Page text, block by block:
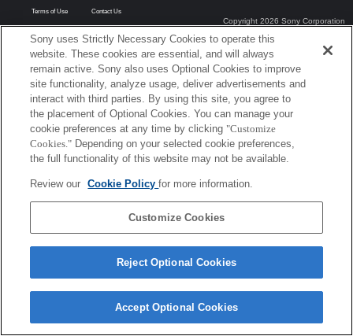
Terms of Use Contact Us
Copyright 2026 Sony Corporation
Sony uses Strictly Necessary Cookies to operate this
website. These cookies are essential, and will always
remain active. Sony also uses Optional Cookies to improve
site functionality, analyze usage, deliver advertisements and
interact with third parties. By using this site, you agree to
the placement of Optional Cookies. You can manage your
cookie preferences at any time by clicking "Customize
Cookies." Depending on your selected cookie preferences,
the full functionality of this website may not be available.
Review our Cookie Policyfor more information.
Customize Cookies
Reject Optional Cookies
Accept Optional Cookies